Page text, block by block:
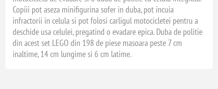
Copiii pot aseza minifigurina sofer in duba, pot incuia
infractorii in celula si pot folosi carligul motocicletei pentru a
deschide usa celulei, pregatind o evadare epica. Duba de politie
din acest set LEGO din 198 de piese masoara peste 7 cm
inaltime, 14 cm lungime si 6 cm latime.